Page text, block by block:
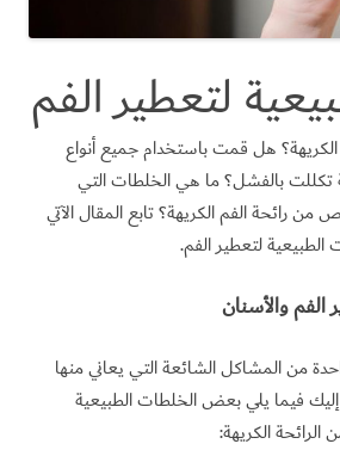
لتعطير الفم
هل قمت باستخدام جميع أنواع
تكللت بالفشل؟ ما هي الخلطات التي
رائحة الفم الكريهة؟ تابع المقال الآتي
لتعطير الفم.
والأسنان
من المشاكل الشائعة التي يعاني منها
فيما يلي بعض الخلطات الطبيعية
الكريهة: